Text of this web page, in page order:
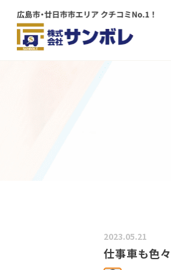
メインコンテンツにスキップする
2023.05.21
仕事車も色